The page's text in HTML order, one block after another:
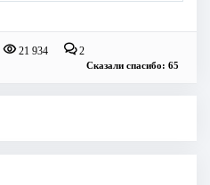
21 934 2
Сказали спасибо: 65